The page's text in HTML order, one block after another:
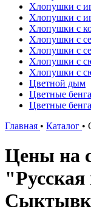
Хлопушки с
Хлопушки с
Хлопушки с
Хлопушки с
Хлопушки с
Хлопушки с
Хлопушки с
Цветной дым
Цветные
Цветные
Главная • Каталог •
Цены на